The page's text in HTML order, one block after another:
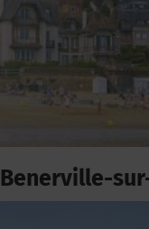
Benerville-